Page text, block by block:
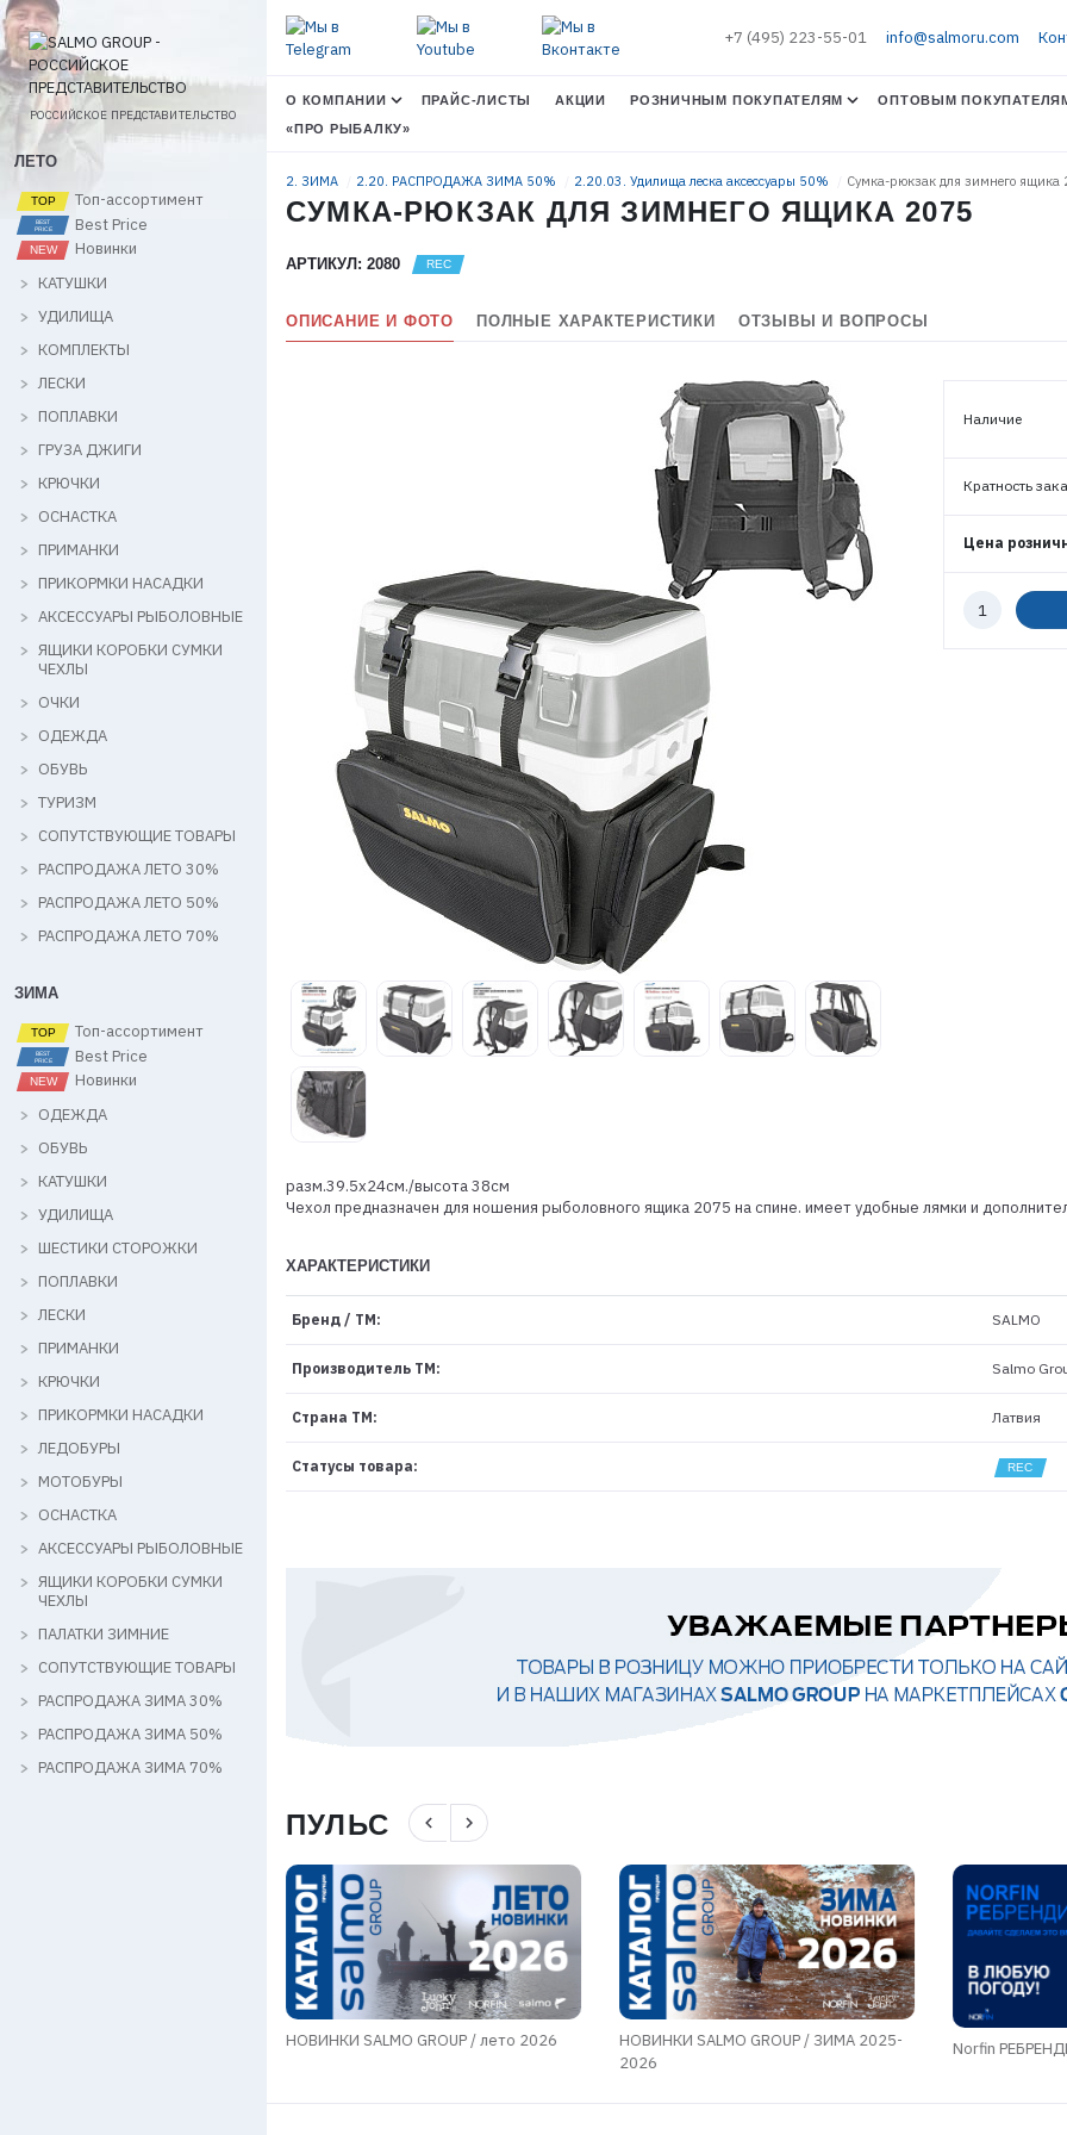
ЭЛЕКТРОННАЯ ПОЧТА (ЛОГИН)
ПАРОЛЬ
РЕГИСТРАЦИЯ РОЗНИЦА
РОССИЙСКОЕ ПРЕДСТАВИТЕЛЬСТВО
ЛЕТО
Топ-ассортимент
Best Price
Новинки
КАТУШКИ
УДИЛИЩА
КОМПЛЕКТЫ
ЛЕСКИ
ПОПЛАВКИ
ГРУЗА ДЖИГИ
КРЮЧКИ
ОСНАСТКА
ПРИМАНКИ
ПРИКОРМКИ НАСАДКИ
АКСЕССУАРЫ РЫБОЛОВНЫЕ
ЯЩИКИ КОРОБКИ СУМКИ
ЧЕХЛЫ
ОЧКИ
ОДЕЖДА
ОБУВЬ
ТУРИЗМ
СОПУТСТВУЮЩИЕ ТОВАРЫ
РАСПРОДАЖА ЛЕТО 30%
РАСПРОДАЖА ЛЕТО 50%
РАСПРОДАЖА ЛЕТО 70%
ЗИМА
Топ-ассортимент
Best Price
Новинки
ОДЕЖДА
ОБУВЬ
КАТУШКИ
УДИЛИЩА
ШЕСТИКИ СТОРОЖКИ
ПОПЛАВКИ
ЛЕСКИ
ПРИМАНКИ
КРЮЧКИ
ПРИКОРМКИ НАСАДКИ
ЛЕДОБУРЫ
МОТОБУРЫ
ОСНАСТКА
АКСЕССУАРЫ РЫБОЛОВНЫЕ
ЯЩИКИ КОРОБКИ СУМКИ
ЧЕХЛЫ
ПАЛАТКИ ЗИМНИЕ
СОПУТСТВУЮЩИЕ ТОВАРЫ
РАСПРОДАЖА ЗИМА 30%
РАСПРОДАЖА ЗИМА 50%
РАСПРОДАЖА ЗИМА 70%
+7 (495) 223-55-01 info@salmoru.com
О КОМПАНИИ ПРАЙС-ЛИСТЫ АКЦИИ РОЗНИЧНЫМ ПОКУПАТЕЛЯМ ОПТОВЫМ
«ПРО РЫБАЛКУ»
2. ЗИМА 2.20. РАСПРОДАЖА ЗИМА 50% 2.20.03. Удилища леска аксессуары 50% Сумка-рюкзак для зимнего ящика
СУМКА-РЮКЗАК ДЛЯ ЗИМНЕГО ЯЩИКА 2075
АРТИКУЛ: 2080
ОПИСАНИЕ И ФОТО ПОЛНЫЕ ХАРАКТЕРИСТИКИ ОТЗЫВЫ И ВОПРОСЫ
Наличие
Кратность
Цена
Количество
разм.39.5х24см./высота 38см
Чехол предназначен для ношения рыболовного ящика 2075 на спине. имеет удобные лямки и
ХАРАКТЕРИСТИКИ
Бренд / ТМ: SALMO
Производитель ТМ: Salmo
Страна ТМ: Латвия
Статусы товара:
ПУЛЬС navigate_before navigate_next
НОВИНКИ SALMO GROUP / лето 2026
НОВИНКИ SALMO GROUP / ЗИМА 2025-
2026
Norfin